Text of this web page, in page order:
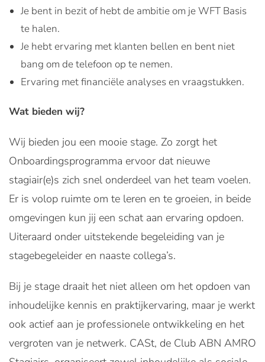
Je bent in bezit of hebt de ambitie om je WFT Basis
te halen.
Je hebt ervaring met klanten bellen en bent niet
bang om de telefoon op te nemen.
Ervaring met financiële analyses en vraagstukken.
Wat bieden wij?
Wij bieden jou een mooie stage. Zo zorgt het
Onboardingsprogramma ervoor dat nieuwe
stagiair(e)s zich snel onderdeel van het team voelen.
Er is volop ruimte om te leren en te groeien, in beide
omgevingen kun jij een schat aan ervaring opdoen.
Uiteraard onder uitstekende begeleiding van je
stagebegeleider en naaste collega’s.
Bij je stage draait het niet alleen om het opdoen van
inhoudelijke kennis en praktijkervaring, maar je werkt
ook actief aan je professionele ontwikkeling en het
vergroten van je netwerk. CASt, de Club ABN AMRO